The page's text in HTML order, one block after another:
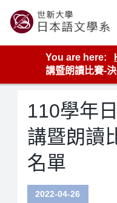
content
世新大學教學單位的網站
You are here:
講暨朗讀比賽-
110學年
講暨朗讀
名單
2022-04-26